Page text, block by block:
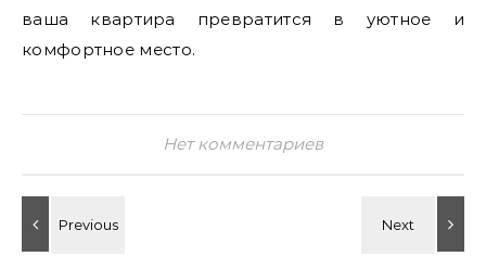
ваша квартира превратится в уютное и
комфортное место.
Нет комментариев